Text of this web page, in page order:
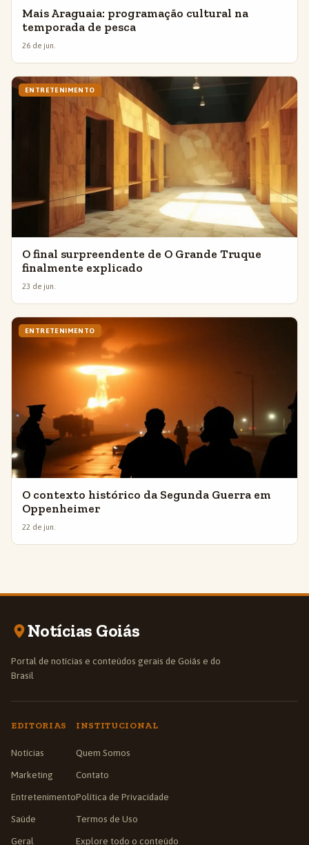
Mais Araguaia: programação cultural na
temporada de pesca
26 de jun.
ENTRETENIMENTO
O final surpreendente de O Grande Truque
finalmente explicado
23 de jun.
ENTRETENIMENTO
O contexto histórico da Segunda Guerra em
Oppenheimer
22 de jun.
Notícias Goiás
Portal de notícias e conteúdos gerais de Goiás e do
Brasil
EDITORIAS
Notícias
Marketing
Entretenimento
Saúde
Geral
INSTITUCIONAL
Quem Somos
Contato
Política de Privacidade
Termos de Uso
Explore todo o conteúdo